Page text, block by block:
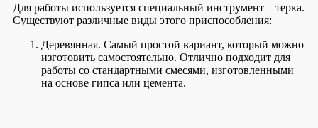
Для работы используется специальный инструмент – терка.
Существуют различные виды этого приспособления:
Деревянная. Самый простой вариант, который можно
изготовить самостоятельно. Отлично подходит для
работы со стандартными смесями, изготовленными
на основе гипса или цемента.